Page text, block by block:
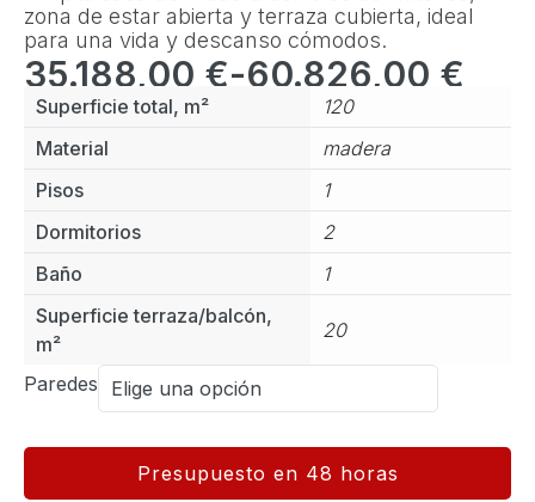
zona de estar abierta y terraza cubierta, ideal
para una vida y descanso cómodos.
35.188,00 €-60.826,00 €
Rango
de
precios:
desde
35.188,00 €
hasta
60.826,00 €
Superficie total, m²
120
Material
madera
Pisos
1
Dormitorios
2
Baño
1
Superficie terraza/balcón,
m²
20
Paredes
Presupuesto en 48 horas